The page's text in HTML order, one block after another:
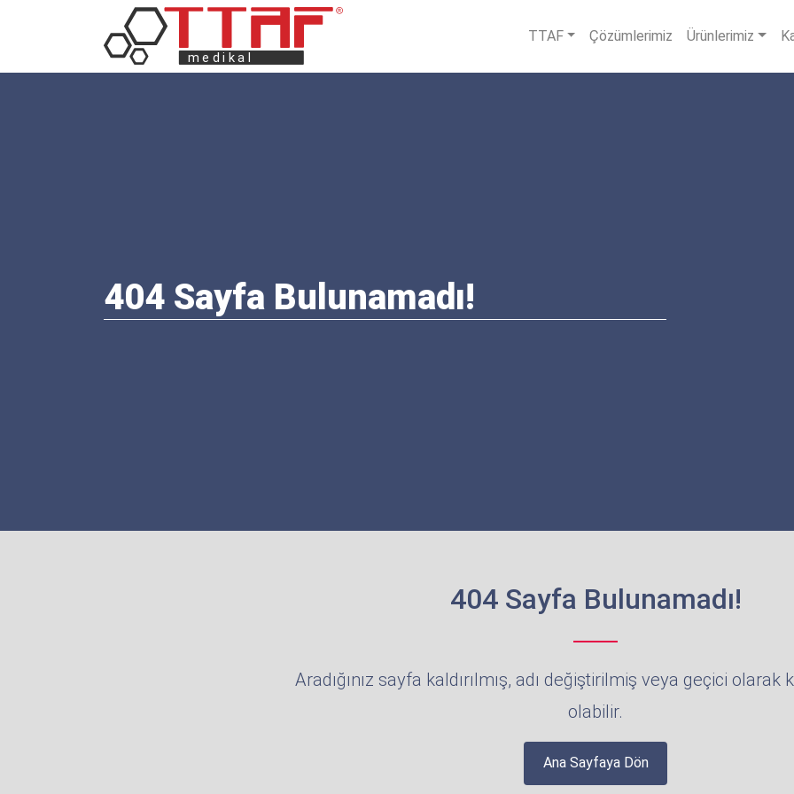
TTAF Çözümlerimiz Ürünlerimiz
404 Sayfa Bulunamadı!
404 Sayfa Bulunamadı!
Aradığınız sayfa kaldırılmış, adı değiştirilmiş veya geçici olarak
olabilir.
Ana Sayfaya Dön